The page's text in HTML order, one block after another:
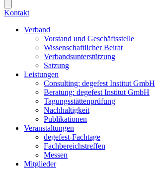
Kontakt
Verband
Vorstand und Geschäftsstelle
Wissenschaftlicher Beirat
Verbandsunterstützung
Satzung
Leistungen
Consulting: degefest Institut GmbH
Beratung: degefest Institut GmbH
Tagungsstättenprüfung
Nachhaltigkeit
Publikationen
Veranstaltungen
degefest-Fachtage
Fachbereichstreffen
Messen
Mitglieder